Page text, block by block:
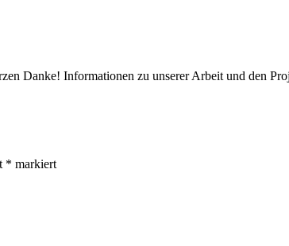
Danke! Informationen zu unserer Arbeit und den
* markiert